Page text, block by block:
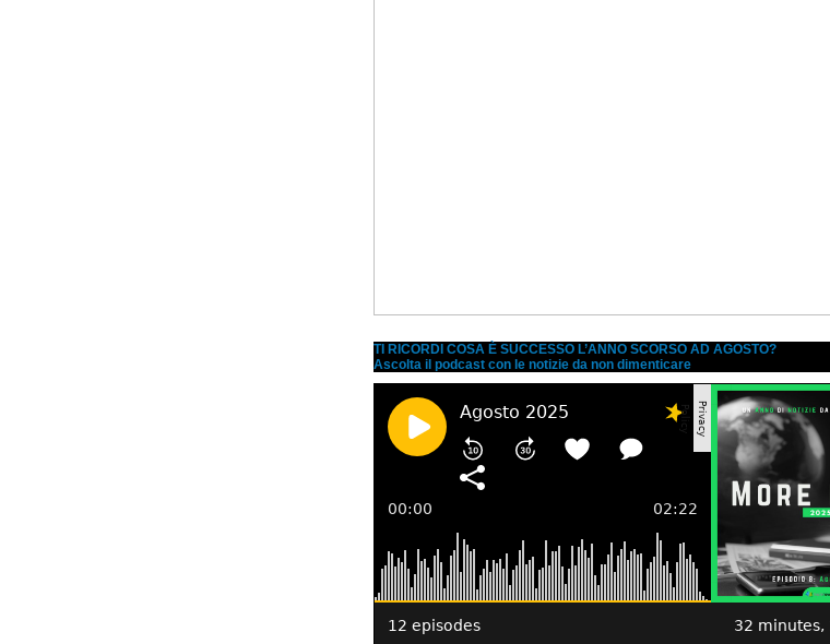
TI RICORDI COSA È SUCCESSO L’ANNO SCORSO AD AGOSTO?
Ascolta il podcast con le notizie da non dimenticare